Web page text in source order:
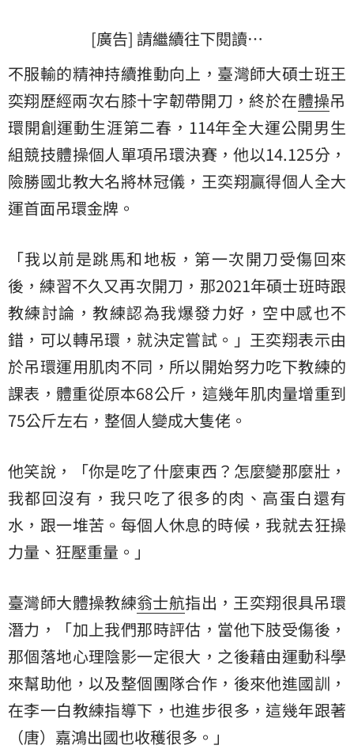
[廣告] 請繼續往下閱讀…
不服輸的精神持續推動向上，臺灣師大碩士班王
奕翔歷經兩次右膝十字韌帶開刀，終於在體操吊
環開創運動生涯第二春，114年全大運公開男生
組競技體操個人單項吊環決賽，他以14.125分，
險勝國北教大名將林冠儀，王奕翔贏得個人全大
運首面吊環金牌。
「我以前是跳馬和地板，第一次開刀受傷回來
後，練習不久又再次開刀，那2021年碩士班時跟
教練討論，教練認為我爆發力好，空中感也不
錯，可以轉吊環，就決定嘗試。」王奕翔表示由
於吊環運用肌肉不同，所以開始努力吃下教練的
課表，體重從原本68公斤，這幾年肌肉量增重到
75公斤左右，整個人變成大隻佬。
他笑說，「你是吃了什麼東西？怎麼變那麼壯，
我都回沒有，我只吃了很多的肉、高蛋白還有
水，跟一堆苦。每個人休息的時候，我就去狂操
力量、狂壓重量。」
臺灣師大體操教練翁士航指出，王奕翔很具吊環
潛力，「加上我們那時評估，當他下肢受傷後，
那個落地心理陰影一定很大，之後藉由運動科學
來幫助他，以及整個團隊合作，後來他進國訓，
在李一白教練指導下，也進步很多，這幾年跟著
（唐）嘉鴻出國也收穫很多。」